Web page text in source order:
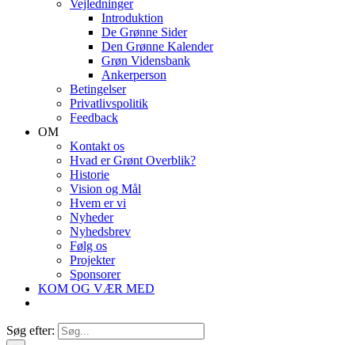
Vejledninger
Introduktion
De Grønne Sider
Den Grønne Kalender
Grøn Vidensbank
Ankerperson
Betingelser
Privatlivspolitik
Feedback
OM
Kontakt os
Hvad er Grønt Overblik?
Historie
Vision og Mål
Hvem er vi
Nyheder
Nyhedsbrev
Følg os
Projekter
Sponsorer
KOM OG VÆR MED
Søg efter: